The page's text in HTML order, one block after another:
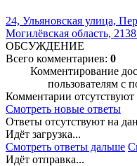
24, Ульяновская улица,
Могилёвская область,
ОБСУЖДЕНИЕ
Всего комментариев: 0
Комментирование
пользователям с
Комментарии отсутствуют
Смотреть новые ответы
Ответы отсутствуют на
Идёт загрузка...
Смотреть ответы дальше
Идёт отправка...